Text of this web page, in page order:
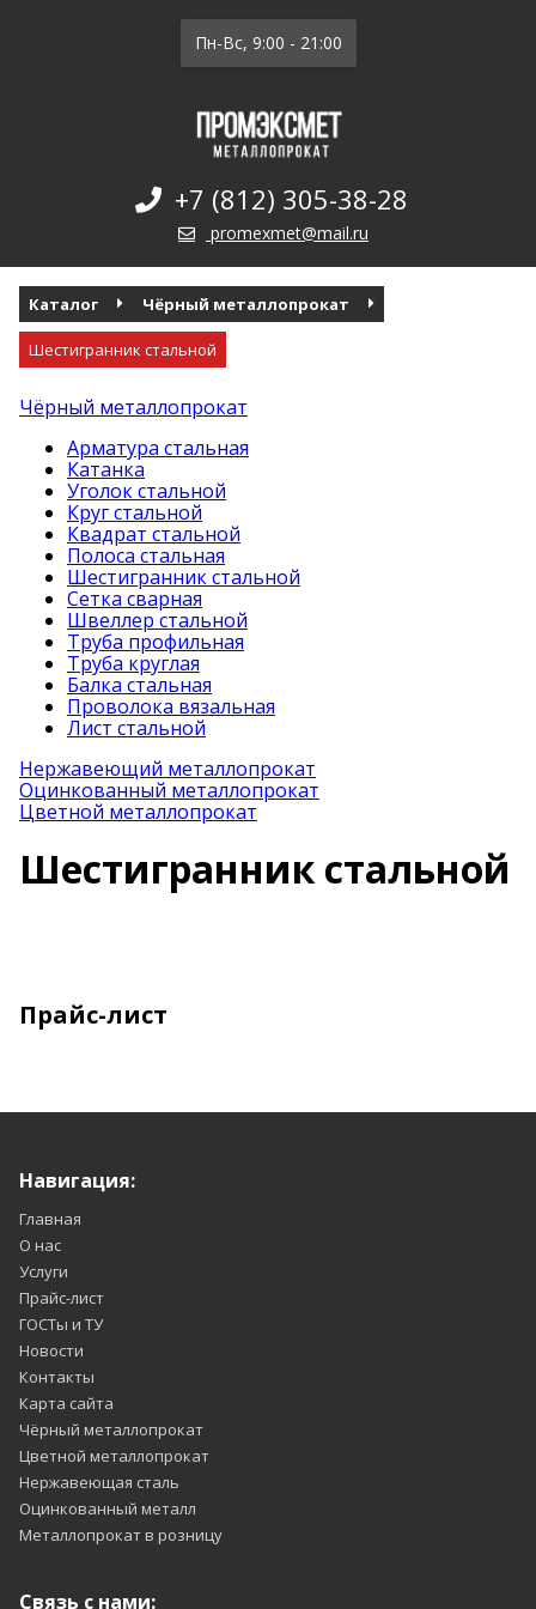
Пн-Вс, 9:00 - 21:00
+7 (812) 305-38-28
promexmet@mail.ru
Каталог Чёрный металлопрокат
Шестигранник стальной
Чёрный металлопрокат
Арматура стальная
Катанка
Уголок стальной
Круг стальной
Квадрат стальной
Полоса стальная
Шестигранник стальной
Сетка сварная
Швеллер стальной
Труба профильная
Труба круглая
Балка стальная
Проволока вязальная
Лист стальной
Нержавеющий металлопрокат
Оцинкованный металлопрокат
Цветной металлопрокат
Шестигранник стальной
Прайс-лист
Навигация:
Главная
О нас
Услуги
Прайс-лист
ГОСТы и ТУ
Новости
Контакты
Карта сайта
Чёрный металлопрокат
Цветной металлопрокат
Нержавеющая сталь
Оцинкованный металл
Металлопрокат в розницу
Связь с нами: